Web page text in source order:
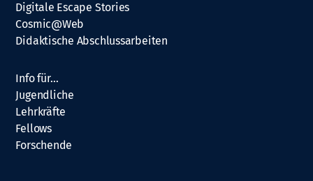
Digitale Escape Stories
Cosmic@Web
Didaktische Abschlussarbeiten
Info für…
Jugendliche
Lehrkräfte
Fellows
Forschende